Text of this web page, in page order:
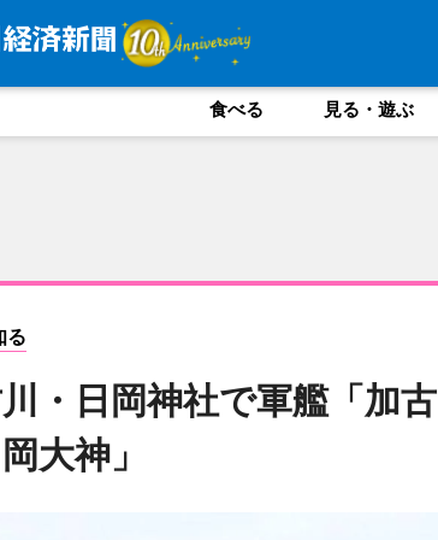
食べる 見る・遊ぶ
る
・日岡神社で軍艦「加
岡大神」